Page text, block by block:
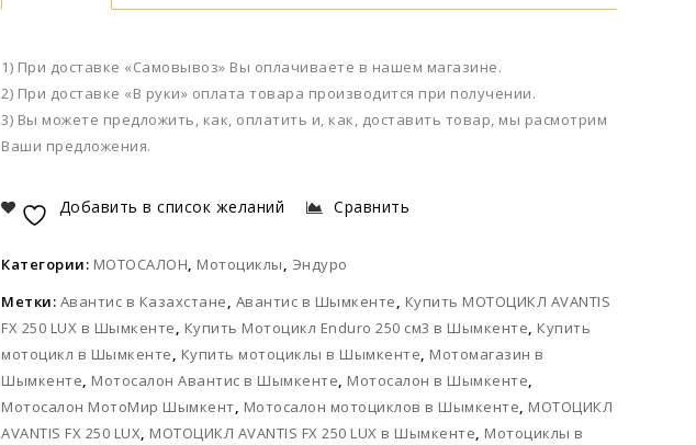
1) При доставке «Самовывоз» Вы оплачиваете в нашем магазине.
2) При доставке «В руки» оплата товара производится при получении.
3) Вы можете предложить, как, оплатить и, как, доставить товар, мы расмотрим
Ваши предложения.
Добавить в список желаний Сравнить
Категории: МОТОСАЛОН, Мотоциклы, Эндуро
Метки: Авантис в Казахстане, Авантис в Шымкенте, Купить МОТОЦИКЛ AVANTIS
FX 250 LUX в Шымкенте, Купить Мотоцикл Enduro 250 см3 в Шымкенте, Купить
мотоцикл в Шымкенте, Купить мотоциклы в Шымкенте, Мотомагазин в
Шымкенте, Мотосалон Авантис в Шымкенте, Мотосалон в Шымкенте,
Мотосалон МотоМир Шымкент, Мотосалон мотоциклов в Шымкенте, МОТОЦИКЛ
AVANTIS FX 250 LUX, МОТОЦИКЛ AVANTIS FX 250 LUX в Шымкенте, Мотоциклы в